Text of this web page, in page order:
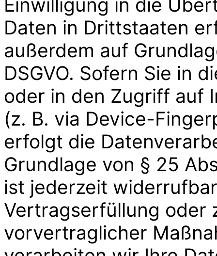
Einwilligung in die
Daten in Drittstaaten
außerdem auf
DSGVO. Sofern Sie in
oder in den Zugriff auf
(z. B. via Device-
erfolgt die
Grundlage von § 25
ist jederzeit
Vertragserfüllung oder
vorvertraglicher